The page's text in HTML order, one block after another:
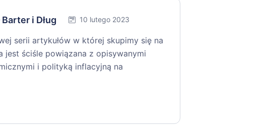
i Dług 10 lutego 2023
serii artykułów w której skupimy się na
jest ściśle powiązana z opisywanymi
i polityką inflacyjną na